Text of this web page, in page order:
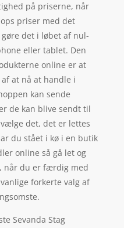
på priserne, når
priser med det
det i løbet af nul-
eller tablet. Den
online er at
at nå at handle i
kan sende
de kan blive sendt til
det, det er lettes
du stået i kø i en butik
online så gå let og
når du er færdig med
forkerte valg af
Sevanda Stag